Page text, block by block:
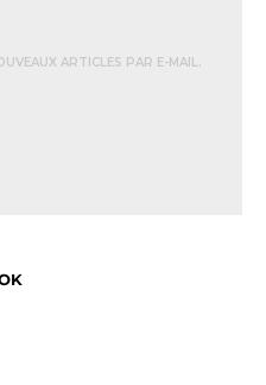
ARTICLES PAR E-MAIL.